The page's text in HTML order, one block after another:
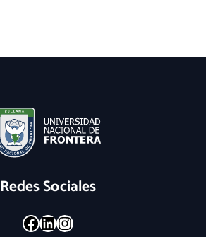
Redes Sociales
Facebook LinkedIn Instagram